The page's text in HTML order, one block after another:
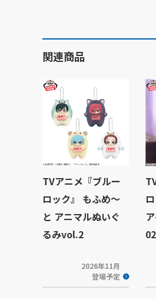
関連商品
TVアニメ『ブルー
ロック』 もふめ～
と アニマルぬいぐ
るみvol.2
2026年11月
登場予定